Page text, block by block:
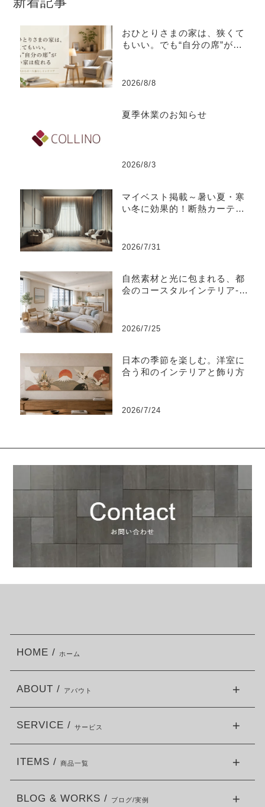
おひとりさまの家は、狭くて
もいい。でも“自分の席”がな
2026/8/8
夏季休業のお知らせ
2026/8/3
マイベスト掲載～暑い夏・寒
い冬に効果的！断熱カーテン
2026/7/31
自然素材と光に包まれる、都
会のコースタルインテリア-江
2026/7/25
日本の季節を楽しむ。洋室に
合う和のインテリアと飾り方
2026/7/24
HOME / ホーム
ABOUT / アバウト
SERVICE / サービス
ITEMS / 商品一覧
BLOG & WORKS / ブログ/実例